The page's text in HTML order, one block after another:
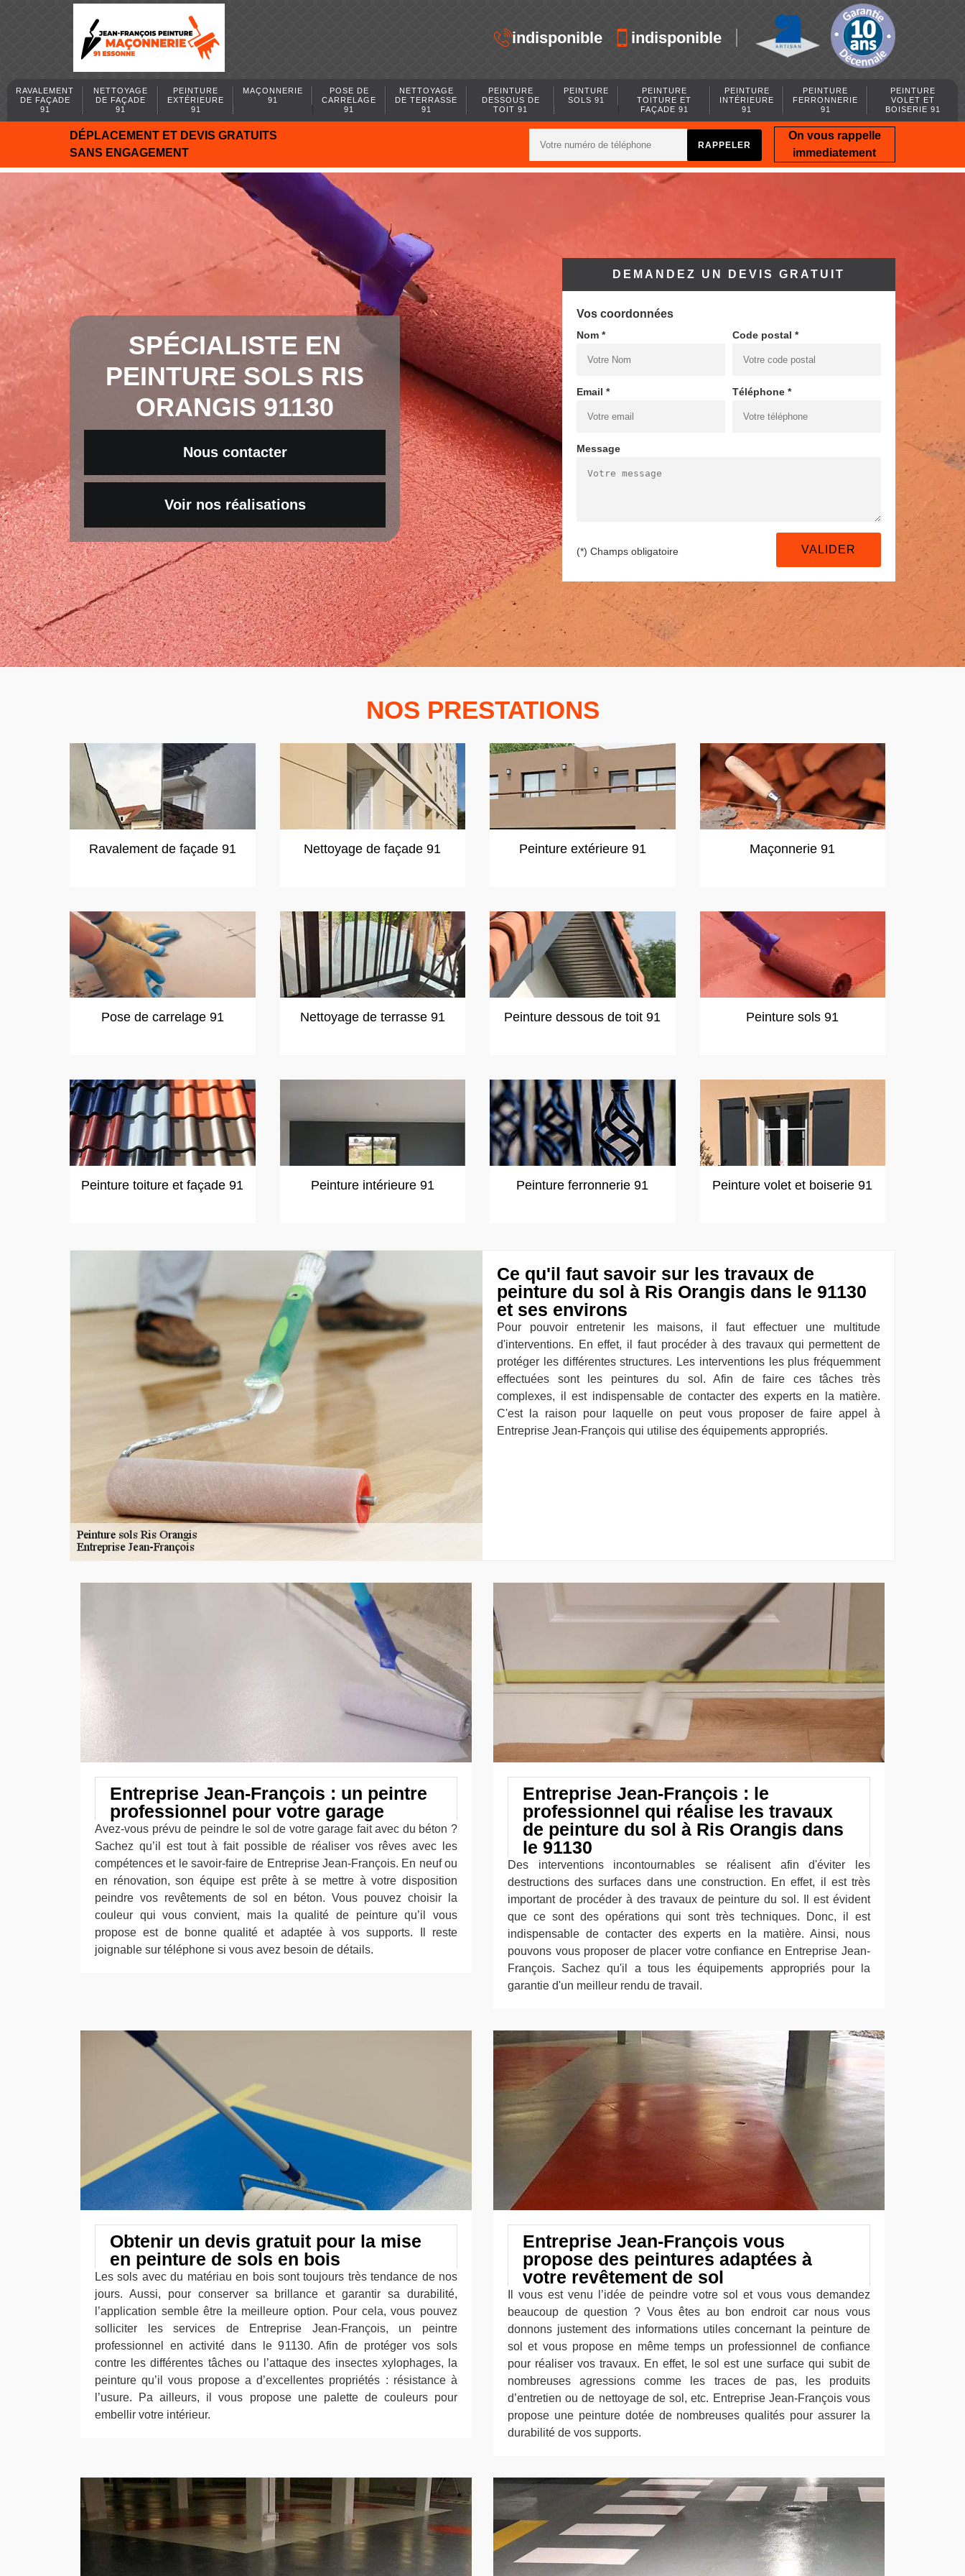
indisponible indisponible
RAVALEMENT
DE FAÇADE
91
NETTOYAGE
DE FAÇADE
91
PEINTURE
EXTÉRIEURE
91
MAÇONNERIE
91
POSE DE
CARRELAGE
91
NETTOYAGE
DE TERRASSE
91
PEINTURE
DESSOUS DE
TOIT 91
PEINTURE
SOLS 91
PEINTURE
TOITURE ET
FAÇADE 91
PEINTURE
INTÉRIEURE
91
PEINTURE
FERRONNERIE
91
PEINTURE
VOLET ET
BOISERIE 91
DÉPLACEMENT ET DEVIS GRATUITS
SANS ENGAGEMENT
On vous rappelle
immediatement
SPÉCIALISTE EN
PEINTURE SOLS RIS
ORANGIS 91130
Nous contacter
Voir nos réalisations
DEMANDEZ UN DEVIS GRATUIT
Vos coordonnées
Nom * Code postal *
Email * Téléphone *
Message
(*) Champs obligatoire
NOS PRESTATIONS
Ravalement de façade 91 Nettoyage de façade 91 Peinture extérieure 91 Maçonnerie 91
Pose de carrelage 91 Nettoyage de terrasse 91 Peinture dessous de toit 91 Peinture sols 91
Peinture toiture et façade 91 Peinture intérieure 91 Peinture ferronnerie 91 Peinture volet et boiserie 91
Ce qu'il faut savoir sur les travaux de
peinture du sol à Ris Orangis dans le 91130
et ses environs
Pour pouvoir entretenir les maisons, il faut effectuer une multitude
d'interventions. En effet, il faut procéder à des travaux qui permettent de
protéger les différentes structures. Les interventions les plus fréquemment
effectuées sont les peintures du sol. Afin de faire ces tâches très
complexes, il est indispensable de contacter des experts en la matière.
C'est la raison pour laquelle on peut vous proposer de faire appel à
Entreprise Jean-François qui utilise des équipements appropriés.
Entreprise Jean-François : un peintre
professionnel pour votre garage
Avez-vous prévu de peindre le sol de votre garage fait avec du béton ?
Sachez qu’il est tout à fait possible de réaliser vos rêves avec les
compétences et le savoir-faire de Entreprise Jean-François. En neuf ou
en rénovation, son équipe est prête à se mettre à votre disposition
peindre vos revêtements de sol en béton. Vous pouvez choisir la
couleur qui vous convient, mais la qualité de peinture qu’il vous
propose est de bonne qualité et adaptée à vos supports. Il reste
joignable sur téléphone si vous avez besoin de détails.
Entreprise Jean-François : le
professionnel qui réalise les travaux
de peinture du sol à Ris Orangis dans
le 91130
Des interventions incontournables se réalisent afin d'éviter les
destructions des surfaces dans une construction. En effet, il est très
important de procéder à des travaux de peinture du sol. Il est évident
que ce sont des opérations qui sont très techniques. Donc, il est
indispensable de contacter des experts en la matière. Ainsi, nous
pouvons vous proposer de placer votre confiance en Entreprise Jean-
François. Sachez qu'il a tous les équipements appropriés pour la
garantie d'un meilleur rendu de travail.
Obtenir un devis gratuit pour la mise
en peinture de sols en bois
Les sols avec du matériau en bois sont toujours très tendance de nos
jours. Aussi, pour conserver sa brillance et garantir sa durabilité,
l’application semble être la meilleure option. Pour cela, vous pouvez
solliciter les services de Entreprise Jean-François, un peintre
professionnel en activité dans le 91130. Afin de protéger vos sols
contre les différentes tâches ou l’attaque des insectes xylophages, la
peinture qu’il vous propose a d’excellentes propriétés : résistance à
l’usure. Pa ailleurs, il vous propose une palette de couleurs pour
embellir votre intérieur.
Entreprise Jean-François vous
propose des peintures adaptées à
votre revêtement de sol
Il vous est venu l’idée de peindre votre sol et vous vous demandez
beaucoup de question ? Vous êtes au bon endroit car nous vous
donnons justement des informations utiles concernant la peinture de
sol et vous propose en même temps un professionnel de confiance
pour réaliser vos travaux. En effet, le sol est une surface qui subit de
nombreuses agressions comme les traces de pas, les produits
d’entretien ou de nettoyage de sol, etc. Entreprise Jean-François vous
propose une peinture dotée de nombreuses qualités pour assurer la
durabilité de vos supports.